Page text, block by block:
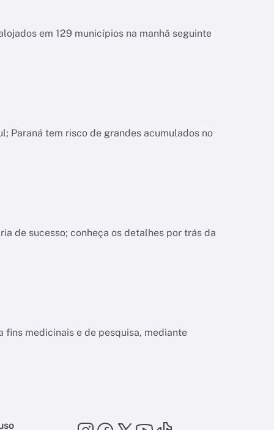
em 129 municípios na manhã seguinte
Paraná tem risco de grandes acumulados no
de sucesso; conheça os detalhes por trás da
fins medicinais e de pesquisa, mediante